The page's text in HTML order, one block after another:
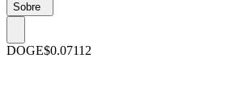
Sobre
DOGE$0.07112